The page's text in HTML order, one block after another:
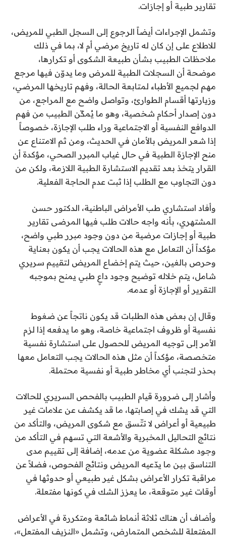
تقارير طبية أو إجازات.
وتشمل الإجراءات أيضاً الرجوع إلى السجل الطبي للمريض،
للاطلاع على إن كان له تاريخ مرضي أم لا، بما في ذلك
ملاحظات الطبيب بشأن طبيعة الشكوى أو تكرارها،
موضحة أن السجلات الطبية للمرض وما يدوّن فيها مرجع
مهم لجميع الأطباء لمتابعة الحالة، وفهم تاريخها المرضي،
وزيارتها أقسام الطوارئ، وتواصل واضح مع المراجع، من
دون إصدار أحكام شخصية، وهو ما يُمكّن الطبيب من فهم
الدوافع النفسية أو الاجتماعية وراء طلب الإجازة، خصوصاً
إذا شعر المريض بالأمان في الحديث، ومن ثم الامتناع عن
منح الإجازة الطبية في حال غياب المبرر الصحي، مؤكدة أن
القرار يتخذ بعد تقديم الاستشارة الطبية اللازمة، ولكن من
دون التجاوب مع الطلب إذا ثبت عدم الحاجة الفعلية.
وأفاد استشاري طب الأمراض الباطنية، الدكتور حسن
المشتهري، بأنه واجه حالات طلب فيها المرضى تقارير
طبية أو إجازات مرضية من دون وجود مبرر طبي واضح،
مؤكداً أن التعامل مع هذه الحالات يجب أن يكون بعناية
وحرص بالغين، حيث يتم إخضاع المريض لتقييم سريري
شامل، يتم خلاله توضيح وجود داعٍ طبي يمنح بموجبه
التقرير أو الإجازة أو عدمه.
وقال إن بعض هذه الطلبات قد يكون ناتجاً عن ضغوط
نفسية أو ظروف اجتماعية خاصة، وهو ما يدفعه إذا لزم
الأمر إلى توجيه المريض للحصول على استشارة نفسية
متخصصة، مؤكداً أن مثل هذه الحالات يجب التعامل معها
بحذر لتجنب أي مخاطر طبية أو نفسية محتملة.
وأشار إلى ضرورة قيام الطبيب بالفحص السريري للحالات
التي قد يشك في إصابتها، ما قد يكشف عن علامات غير
طبيعية أو أعراض لا تتّسق مع شكوى المريض، والتأكد من
نتائج التحاليل المخبرية والأشعة التي تسهم في التأكد من
وجود مشكلة عضوية من عدمه، إضافة إلى تقييم مدى
التناسق بين ما يدّعيه المريض ونتائج الفحوص، فضلاً عن
مراقبة تكرار الأعراض بشكل غير طبيعي أو حدوثها في
أوقات غير متوقعة، ما يعزز الشك في كونها مفتعلة.
وأضاف أن هناك ثلاثة أنماط شائعة ومتكررة في الأعراض
المفتعلة للشخص المتمارض، وتشمل «النزيف المفتعل»،